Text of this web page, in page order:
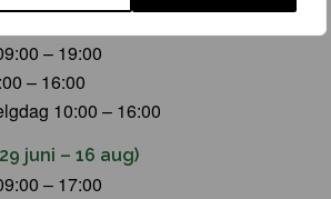
– 19:00
– 16:00
10:00 – 16:00
juni – 16 aug)
– 17:00